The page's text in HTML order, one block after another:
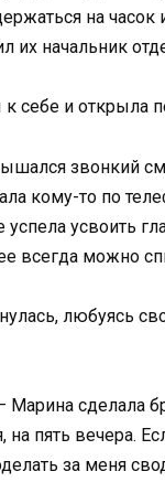
на
их начальник
себе и открыла
звонкий
кому-то по
усвоить
всегда можно
любуясь
Марина сделала
на пять вечера.
за меня